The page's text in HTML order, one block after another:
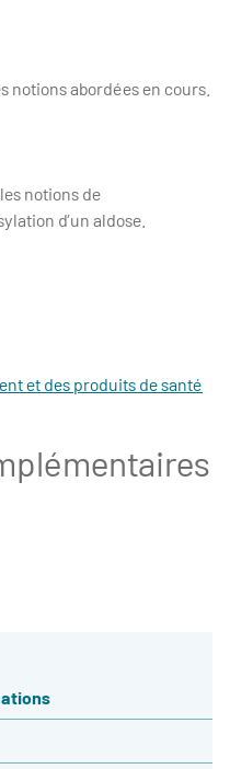
abordées en cours.
notions de
d’un aldose.
et des produits de santé